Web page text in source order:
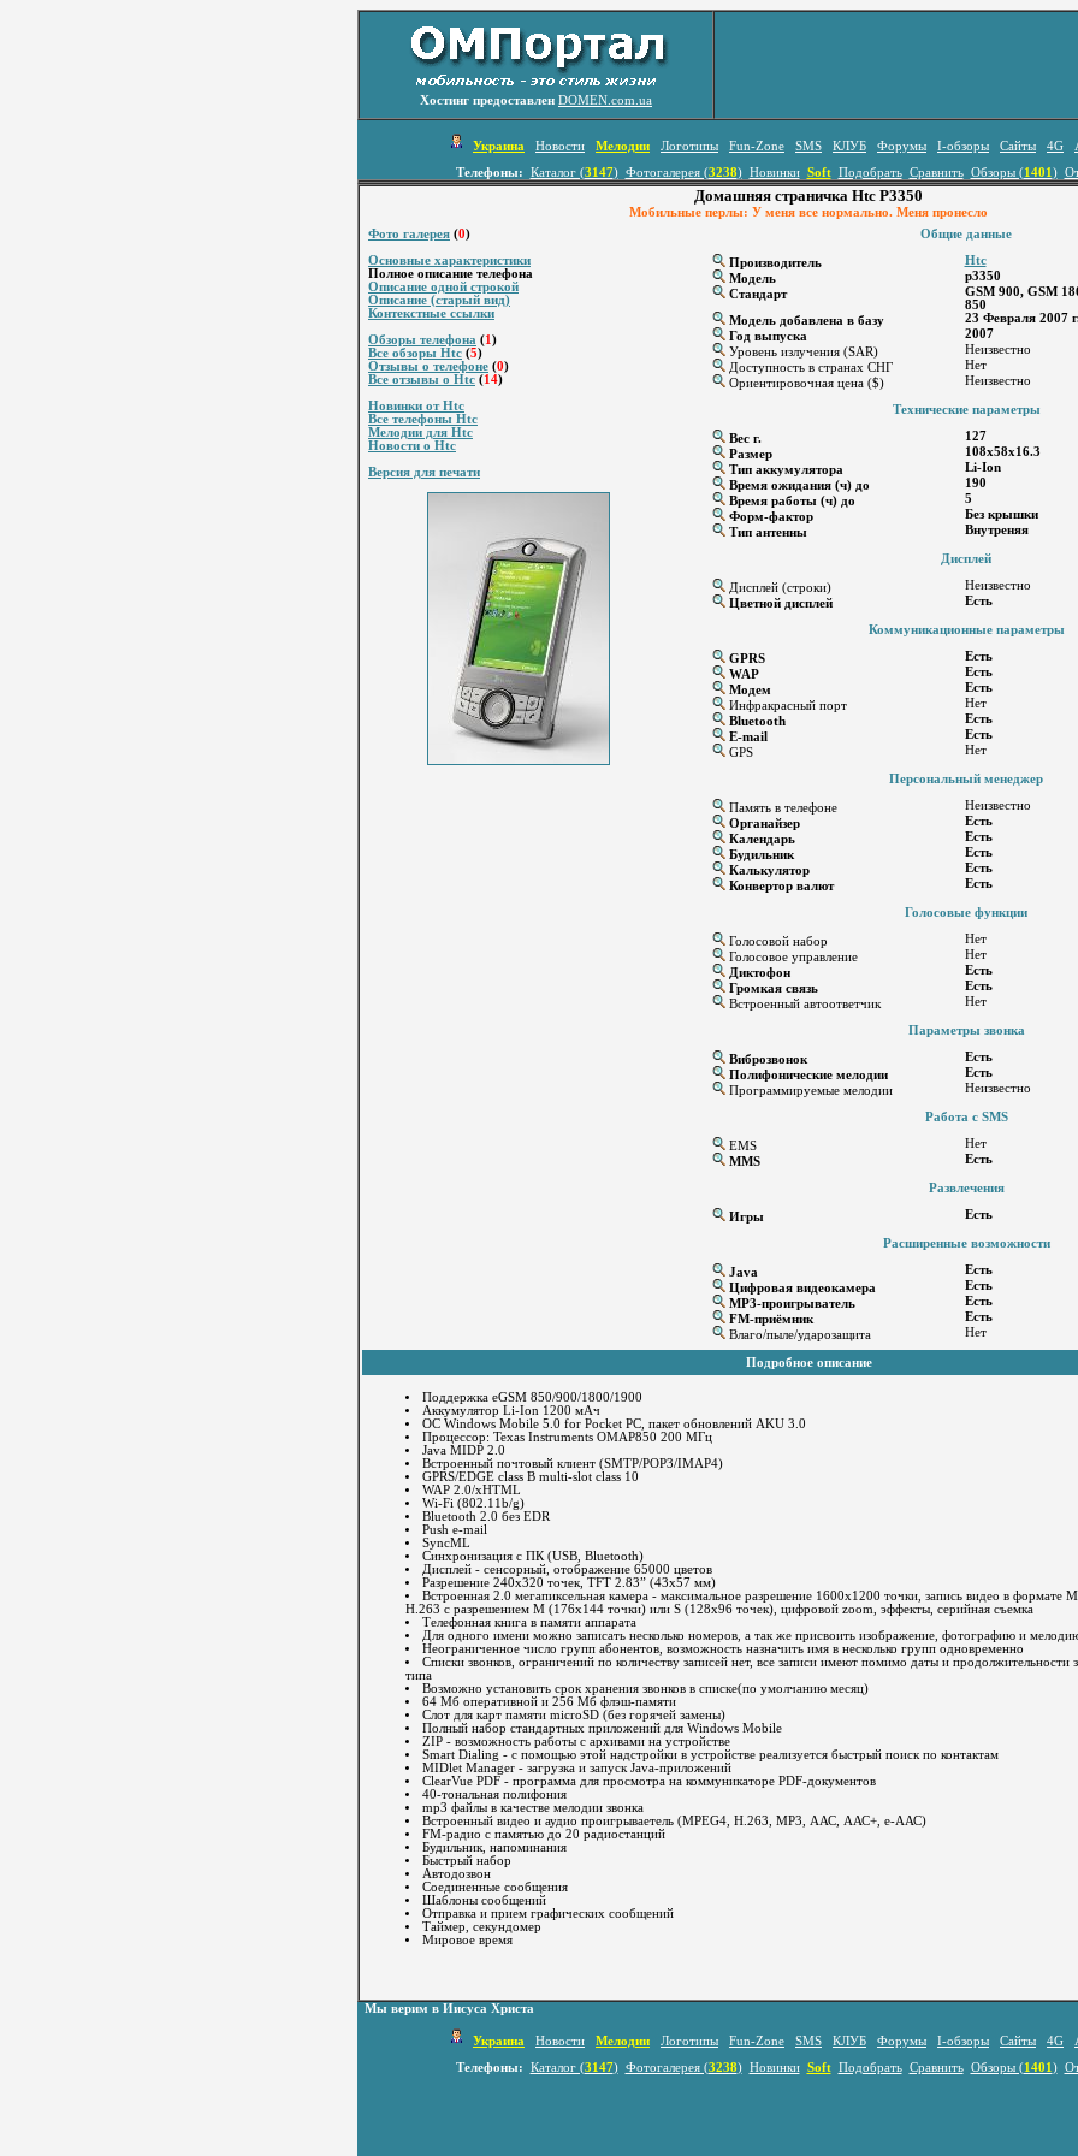
Хостинг предоставлен DOMEN.com.ua
Украина Новости Мелодии Логотипы Fun-Zone SMS КЛУБ Форумы I-обзоры Сайты 4G
Телефоны:
Каталог (3147) Фотогалерея (3238) Новинки Soft Подобрать Сравнить Обзоры (1401 )
Домашняя страничка Htc P3350
Мобильные перлы: У меня все нормально. Меня пронесло
Фото галерея (0)
Основные характеристики
Полное описание телефона
Описание одной строкой
Описание (старый вид)
Контекстные ссылки
Обзоры телефона (1 )
Все обзоры Htc (5)
Отзывы о телефоне (0)
Все отзывы о Htc (14)
Новинки от Htc
Все телефоны Htc
Мелодии для Htc
Новости о Htc
Версия для печати
Общие данные
Производитель
Htc
Модель
p3350
Стандарт
GSM 900, GSM
850
Модель добавлена в базу
23 Февраля 2007
Год выпуска
2007
Уровень излучения (SAR)
Неизвестно
Доступность в странах СНГ
Нет
Ориентировочная цена ($)
Неизвестно
Технические параметры
Вес г.
127
Размер
108x58x16.3
Тип аккумулятора
Li-Ion
Время ожидания (ч) до
190
Время работы (ч) до
5
Форм-фактор
Без крышки
Тип антенны
Внутреняя
Дисплей
Дисплей (строки)
Неизвестно
Цветной дисплей
Есть
Коммуникационные параметры
GPRS
Есть
WAP
Есть
Модем
Есть
Инфракрасный порт
Нет
Bluetooth
Есть
E-mail
Есть
GPS
Нет
Персональный менеджер
Память в телефоне
Неизвестно
Органайзер
Есть
Календарь
Есть
Будильник
Есть
Калькулятор
Есть
Конвертор валют
Есть
Голосовые функции
Голосовой набор
Нет
Голосовое управление
Нет
Диктофон
Есть
Громкая связь
Есть
Встроенный автоответчик
Нет
Параметры звонка
Виброзвонок
Есть
Полифонические мелодии
Есть
Программируемые мелодии
Неизвестно
Работа с SMS
EMS
Нет
MMS
Есть
Развлечения
Игры Есть
Расширенные возможности
Java
Есть
Цифровая видеокамера
Есть
MP3-проигрыватель
Есть
FM-приёмник
Есть
Влаго/пыле/ударозащита
Нет
Подробное описание
Поддержка eGSM 850/900/1800/1900
Аккумулятор Li-Ion 1200 мАч
ОС Windows Mobile 5.0 for Pocket PC, пакет обновлений AKU 3.0
Процессор: Texas Instruments OMAP850 200 МГц
Java MIDP 2.0
Встроенный почтовый клиент (SMTP/POP3/IMAP4)
GPRS/EDGE class B multi-slot class 10
WAP 2.0/xHTML
Wi-Fi (802.11b/g)
Bluetooth 2.0 без EDR
Push e-mail
SyncML
Синхронизация с ПК (USB, Bluetooth)
Дисплей - сенсорный, отображение 65000 цветов
Разрешение 240х320 точек, TFT 2.83” (43x57 мм)
Встроенная 2.0 мегапиксельная камера - максимальное разрешение 1600х1200 точки, запись видео в формате
H.263 с разрешением M (176x144 точки) или S (128x96 точек), цифровой zoom, эффекты, серийная съемка
Телефонная книга в памяти аппарата
Для одного имени можно записать несколько номеров, а так же присвоить изображение, фотографию и
Неограниченное число групп абонентов, возможность назначить имя в несколько групп одновременно
Списки звонков, ограничений по количеству записей нет, все записи имеют помимо даты и продолжительности
типа
Возможно установить срок хранения звонков в списке(по умолчанию месяц)
64 Мб оперативной и 256 Мб флэш-памяти
Слот для карт памяти microSD (без горячей замены)
Полный набор стандартных приложений для Windows Mobile
ZIP - возможность работы с архивами на устройстве
Smart Dialing - с помощью этой надстройки в устройстве реализуется быстрый поиск по контактам
MIDlet Manager - загрузка и запуск Java-приложений
ClearVue PDF - программа для просмотра на коммуникаторе PDF-документов
40-тональная полифония
mp3 файлы в качестве мелодии звонка
Встроенный видео и аудио проигрываетель (MPEG4, H.263, МР3, ААС, ААС+, е-ААС)
FM-радио с памятью до 20 радиостанций
Будильник, напоминания
Быстрый набор
Автодозвон
Соединенные сообщения
Шаблоны сообщений
Отправка и прием графических сообщений
Таймер, секундомер
Мировое время
Мы верим в Иисуса Христа
Украина Новости Мелодии Логотипы Fun-Zone SMS КЛУБ Форумы I-обзоры Сайты 4G
Телефоны:
Каталог (3147) Фотогалерея (3238) Новинки Soft Подобрать Сравнить Обзоры (1401 )